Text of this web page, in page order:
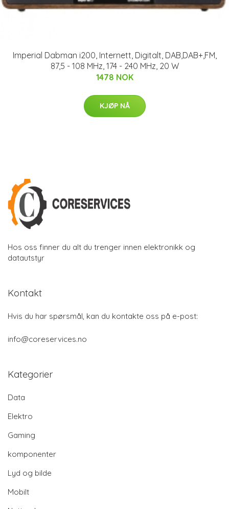
Imperial Dabman i200, Internett, Digitalt, DAB,DAB+,FM,
87,5 - 108 MHz, 174 - 240 MHz, 20 W
1478 NOK
KJØP NÅ
Hos oss finner du alt du trenger innen elektronikk og
datautstyr
Kontakt
Hvis du har spørsmål, kan du kontakte oss på e-post:
info@coreservices.no
Kategorier
Data
Elektro
Gaming
komponenter
Lyd og bilde
Mobilt